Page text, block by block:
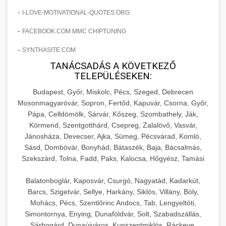
elkötelezettség erősítési módszerek
költségvetését gépi tanulással és
aikampany.hu
konyhák számára. Masszív konstrukció
megbízható teljesítményhez.
chef-iparikonyhagepek.hu
kereskedelmi tésztakeverő
Ipari hús- és sajtszeletelő gépek professzionális
élelmiszer-előkészítéshez. Precíziós vágás
állítható vastagság beállítással.
chef-iparikonyhagepek.hu
professzionális élelmiszer szeletelő
Kereskedelmi vákuumcsomagoló berendezések
élelmiszerek tartósításához. Hosszabbítsa a
szavatossági időt és tartsa meg a termék
frissességét.
vákuum lezáró berendezés
🎁 23. Vákuumfóliázó Gép +
Ipari vákuumfóliázó gépek professzionális
élelmiszer-csomagolási műveletekhez.
chef-iparikonyhagepek.hu
kereskedelmi csomagoló gép
Kereskedelmi légkeveréses sütők és gőzpárolók
professzionális konyhák számára. Nagy
kapacitású sütő- és főzőberendezés precíz
❄️ 25. Ipari Hűtőszekrény +
- I-LOVE-MOTIVATIONAL-QUOTES.ORG
- FACEBOOK.COM MMC CHIPTUNING
- SYNTHASITE.COM
TANÁCSADÁS A KÖVETKEZŐ
TELEPÜLÉSEKEN:
Budapest, Győr, Miskolc, Pécs, Szeged, Debrecen
Mosonmagyaróvár, Sopron, Fertőd, Kapuvár, Csorna, Győr,
Pápa, Celldömölk, Sárvár, Kőszeg, Szombathely, Ják,
Körmend, Szentgotthárd, Csepreg, Zalalövő, Vasvár,
Jánosháza, Devecser, Ajka, Sümeg, Pécsvárad, Komló,
Sásd, Dombóvár, Bonyhád, Bátaszék, Baja, Bácsalmás,
Szekszárd, Tolna, Fadd, Paks, Kalocsa, Hőgyész, Tamási
Balatonboglár, Kaposvár, Csurgó, Nagyatád, Kadarkút,
Barcs, Szigetvár, Sellye, Harkány, Siklós, Villány, Bóly,
Mohács, Pécs, Szentlőrinc Andocs, Tab, Lengyeltóti,
Simontornya, Enying, Dunaföldvár, Solt, Szabadszállás,